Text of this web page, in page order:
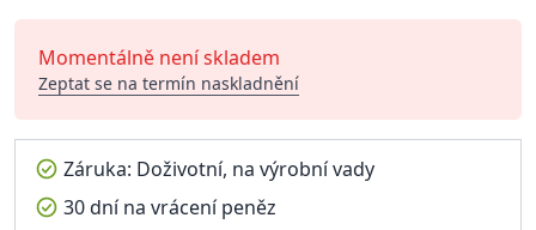
Momentálně není skladem
Zeptat se na termín naskladnění
Záruka: Doživotní, na výrobní vady
30 dní na vrácení peněz